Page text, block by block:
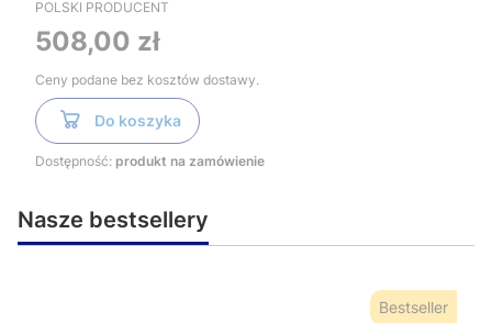
POLSKI PRODUCENT
Cena
508,00 zł
Ceny podane bez kosztów dostawy.
Do koszyka
Dostępność: produkt na zamówienie
Nasze bestsellery
Bestseller